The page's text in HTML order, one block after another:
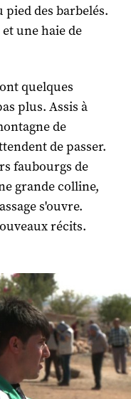
des barbelés.
une haie de
quelques
plus. Assis à
de
de passer.
faubourgs de
grande colline,
s'ouvre.
récits.